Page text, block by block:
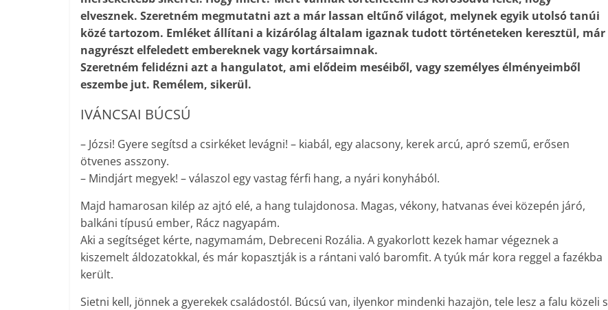
elvesznek. Szeretném megmutatni azt a már lassan eltűnő világot, melynek egyik utolsó tanúi
közé tartozom. Emléket állítani a kizárólag általam igaznak tudott történeteken keresztül, már
nagyrészt elfeledett embereknek vagy kortársaimnak.
Szeretném felidézni azt a hangulatot, ami elődeim meséiből, vagy személyes élményeimből
eszembe jut. Remélem, sikerül.
IVÁNCSAI BÚCSÚ
– Józsi! Gyere segítsd a csirkéket levágni! – kiabál, egy alacsony, kerek arcú, apró szemű, erősen
ötvenes asszony.
– Mindjárt megyek! – válaszol egy vastag férfi hang, a nyári konyhából.
Majd hamarosan kilép az ajtó elé, a hang tulajdonosa. Magas, vékony, hatvanas évei közepén járó,
balkáni típusú ember, Rácz nagyapám.
Aki a segítséget kérte, nagymamám, Debreceni Rozália. A gyakorlott kezek hamar végeznek a
kiszemelt áldozatokkal, és már kopasztják is a rántani való baromfit. A tyúk már kora reggel a fazékba
került.
Sietni kell, jönnek a gyerekek családostól. Búcsú van, ilyenkor mindenki hazajön, tele lesz a falu közeli s